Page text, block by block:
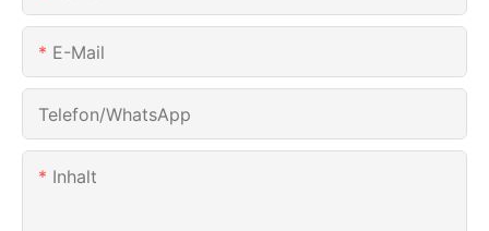
E-Mail
Telefon/WhatsApp
Inhalt